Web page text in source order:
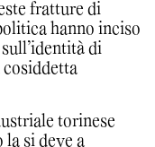
fratture di
hanno inciso
di
torinese
la si deve a